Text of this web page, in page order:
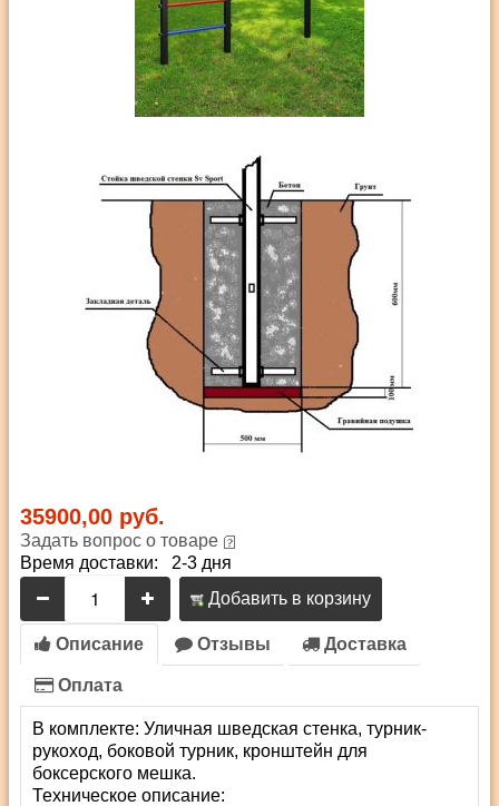
35900,00 руб.
Задать вопрос о товаре
Время доставки: 2-3 дня
Добавить в корзину
Описание Отзывы Доставка
Оплата
В комплекте: Уличная шведская стенка, турник-
рукоход, боковой турник, кронштейн для
боксерского мешка.
Техническое описание: